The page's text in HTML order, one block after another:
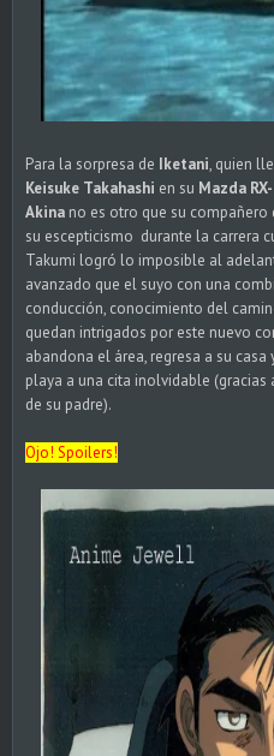
Para la sorpresa de Iketani, quien
Keisuke Takahashi en su Mazda
Akina no es otro que su compañero
su escepticismo durante la carrera
Takumi logró lo imposible al
avanzado que el suyo con una
conducción, conocimiento del
quedan intrigados por este nuevo
abandona el área, regresa a su
playa a una cita inolvidable
de su padre).
Ojo! Spoilers!